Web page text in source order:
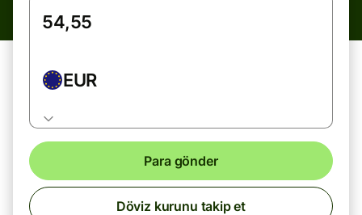
EUR
Para gönder
Döviz kurunu takip et